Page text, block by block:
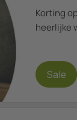
Korting
heerlijke
Sale